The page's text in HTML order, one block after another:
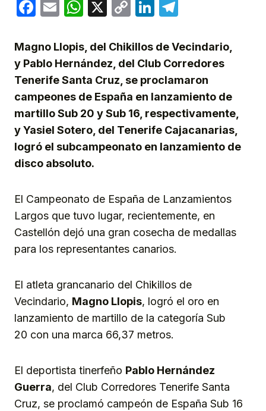
Facebook
EmailWhatsApp
X
CopyLinkedIn
Magno Llopis, del Chikillos de Vecindario,
y Pablo Hernández, del Club Corredores
Tenerife Santa Cruz, se proclamaron
campeones de España en lanzamiento de
martillo Sub 20 y Sub 16, respectivamente,
y Yasiel Sotero, del Tenerife Cajacanarias,
logró el subcampeonato en lanzamiento de
disco absoluto.
El Campeonato de España de Lanzamientos
Largos que tuvo lugar, recientemente, en
Castellón dejó una gran cosecha de medallas
para los representantes canarios.
El atleta grancanario del Chikillos de
Vecindario, Magno Llopis, logró el oro en
lanzamiento de martillo de la categoría Sub
20 con una marca 66,37 metros.
El deportista tinerfeño Pablo Hernández
Guerra, del Club Corredores Tenerife Santa
Cruz, se proclamó campeón de España Sub 16